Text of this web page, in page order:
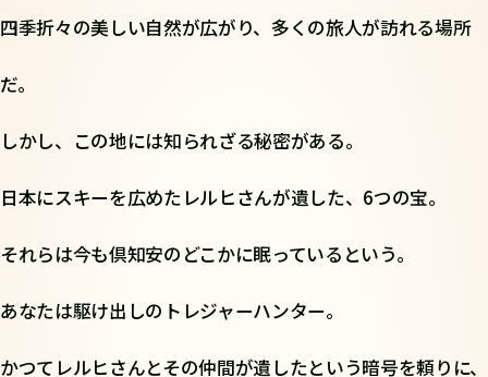
四季折々の美しい自然が広がり、多くの旅人が訪れる場所
だ。
しかし、この地には知られざる秘密がある。
日本にスキーを広めたレルヒさんが遺した、6つの宝。
それらは今も倶知安のどこかに眠っているという。
あなたは駆け出しのトレジャーハンター。
かつてレルヒさんとその仲間が遺したという暗号を頼りに、